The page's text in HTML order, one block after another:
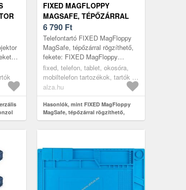
-
FIXED MAGFLOPPY
MAGSAFE, TÉPŐZÁRRAL
RÖGZÍTHETŐ, FEKETE
6 790 Ft
Telefontartó FIXED MagFloppy
MagSafe, tépőzárral rögzíthető,
fekete: FIXED MagFloppy
mobiltelefon tartóA praktikus
mágneses mobiltelefon tartó a
Ma...
fixed, telefon, tablet, okosóra,
mobiltelefon tartozékok, tartók és
állványok
alza.hu
Hasonlók, mint FIXED MagFloppy
MagSafe, tépőzárral rögzíthető,
fekete